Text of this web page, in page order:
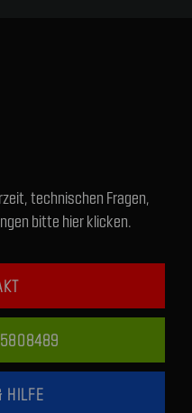
technischen Fragen,
bitte hier klicken.
HILFE